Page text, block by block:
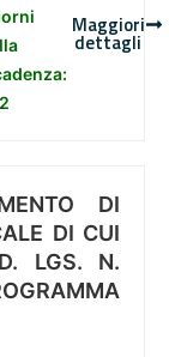
2
Maggiori
dettagli
DI
DI CUI
LGS. N.